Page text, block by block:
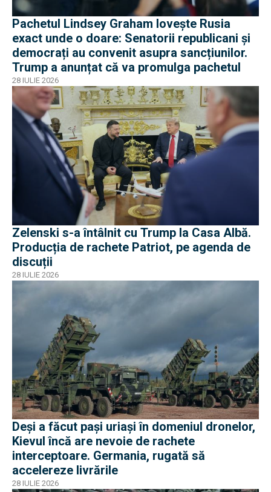
Pachetul Lindsey Graham lovește Rusia
exact unde o doare: Senatorii republicani și
democrați au convenit asupra sancțiunilor.
Trump a anunțat că va promulga pachetul
28 IULIE 2026
Zelenski s-a întâlnit cu Trump la Casa Albă.
Producția de rachete Patriot, pe agenda de
discuții
28 IULIE 2026
Deși a făcut pași uriași în domeniul dronelor,
Kievul încă are nevoie de rachete
interceptoare. Germania, rugată să
accelereze livrările
28 IULIE 2026